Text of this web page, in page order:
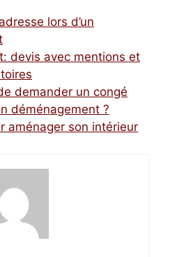
lors d’un
devis avec mentions et
demander un congé
déménagement ?
aménager son intérieur